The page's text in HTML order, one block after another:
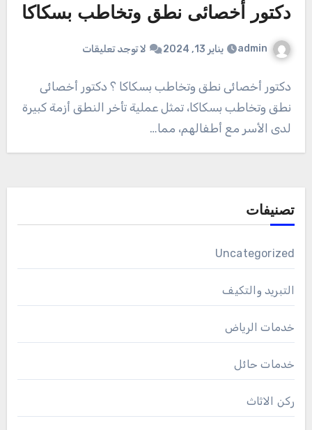
دكتور أخصائى نطق وتخاطب بسكاكا
admin يناير 13, 2024 لا توجد تعليقات
دكتور أخصائى نطق وتخاطب بسكاكا ؟ دكتور أخصائى
نطق وتخاطب بسكاكا، تمثل عملية تأخر النطق أزمة كبيرة
لدى الأسر مع أطفالهم، مما…
تصنيفات
Uncategorized
التبريد والتكيف
خدمات الرياض
خدمات حائل
ركن الاثاث